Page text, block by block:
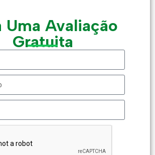
Uma Avaliação
Gratuita